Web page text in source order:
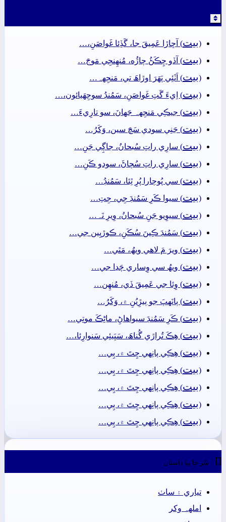
(بيت) آڇاڙا عَمِيقَ جا، گَڏِئا غَواصَنِ،…
(بيت) آڏو چِڪَڻُ چاڙُه، مُنھِنجِي مَوجَ…
(بيت) اَٺَئِي پَھَرَ اوڙاھَ تي، مَنجِهہ…
(بيت) اِيءَ گَتِ غَواصَنِ، سَمُنڊُ سوجِهَيائون،…
(بيت) جيڪِي مَنجِهہ جَھانَ، سو تارِيءَ…
(بيت) جَنِي سودي سَچَ سين، وَکَرُ…
(بيت) سارِي راتِ سُبحانُ، جاڳِي جَنِ…
(بيت) سارِي راتِ سُڄاڻَ، سودو ڪَنِ…
(بيت) سي پُوڄارا پُرِ ٿِئا، سَمُنڊُ…
(بيت) سيوا ڪَرِ سَمُنڊَ جِي، جِتِ…
(بيت) سيوِيو جَنِ سُبحانُ، وِيرِ نَہ…
(بيت) سَمُنڊَ ڪِينَ سُڪَنِ، ڪوڙيِين جي…
(بيت) ويرَ مَ لاھي ويھُ، مَٿي…
(بيت) ويھُ سي وِساري چَڍا جي…
(بيت) وِئا جي عَمِيقَ ڏي، مُنھِن…
(بيت) ٻانَهپَ جو ٻيڙِيُنِ ۾، وَکَرُ…
(بيت) ڪَرِ سَمُنڊَ سيواھاڻِ، ماڻِڪَ موتِي…
(بيت) ھِڪَ تُراڙي گُناھَ، سَڀَيئِي سَنوارِئا،…
(بيت) ھِڪِي ٻانِهي چِتَ ۾، ٻِي…
(بيت) ھِڪِي ٻانِهي چِتَ ۾، ٻِي…
(بيت) ھِڪِي ٻانِهي چِتَ ۾، ٻِي…
(بيت) ھِڪِي ٻانِهي چِتَ ۾، ٻِي…
(بيت) ھِڪِي ٻانِهي چِتَ ۾، ٻِي…
 سُر جا ٻيا داستان
تياري ۽ ساٺ
املهہ وکر